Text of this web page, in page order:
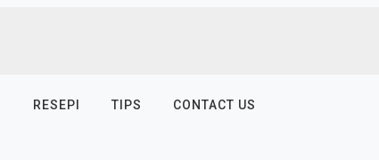
RESEPI TIPS CONTACT US